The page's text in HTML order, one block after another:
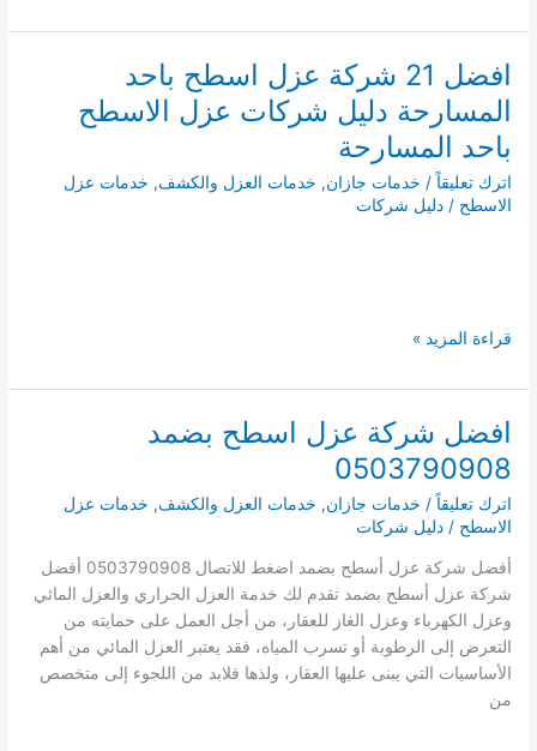
عزل
اسطح
بالدائرة
0503790908
افضل 21 شركة عزل اسطح باحد
المسارحة دليل شركات عزل الاسطح
باحد المسارحة
اترك تعليقاً / خدمات جازان, خدمات العزل والكشف, خدمات عزل
الاسطح /دليل شركات
افضل
شركة
عزل
اسطح
باحد
المسارحة
دليل
عزل
الاسطح
باحد
المسارحة
قراءة المزيد »
افضل شركة عزل اسطح بضمد
0503790908
اترك تعليقاً / خدمات جازان, خدمات العزل والكشف, خدمات عزل
الاسطح /دليل شركات
أفضل شركة عزل أسطح بضمد اضغط للاتصال 0503790908 أفضل
شركة عزل أسطح بضمد تقدم لك خدمة العزل الحراري والعزل المائي
وعزل الكهرباء وعزل الغاز للعقار، من أجل العمل على حمايته من
التعرض إلى الرطوبة أو تسرب المياه، فقد يعتبر العزل المائي من أهم
الأساسيات التي يبنى عليها العقار، ولذها فلابد من اللجوء إلى متخصص
من